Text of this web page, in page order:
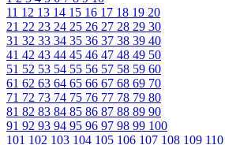
11 12 13 14 15 16 17 18 19 20
21 22 23 24 25 26 27 28 29 30
31 32 33 34 35 36 37 38 39 40
41 42 43 44 45 46 47 48 49 50
51 52 53 54 55 56 57 58 59 60
61 62 63 64 65 66 67 68 69 70
71 72 73 74 75 76 77 78 79 80
81 82 83 84 85 86 87 88 89 90
91 92 93 94 95 96 97 98 99 100
101 102 103 104 105 106 107 108 109 110